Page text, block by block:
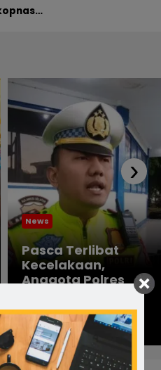
News
Pasca Terlibat
Kecelakaan,
Anggota Polres
Propam Dan
Sudah Ditahan
›